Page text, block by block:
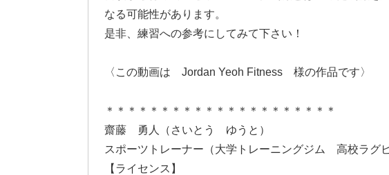
なる可能性があります。
是非、練習への参考にしてみて下さい！
〈この動画は Jordan Yeoh Fitness 様の作品です〉
＊＊＊＊＊＊＊＊＊＊＊＊＊＊＊＊＊＊＊＊＊
齋藤 勇人（さいとう ゆうと）
スポーツトレーナー（大学トレーニングジム 高校ラグビ
【ライセンス】